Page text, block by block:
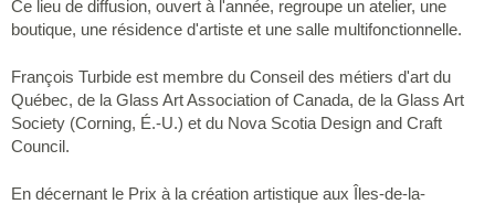
Ce lieu de diffusion, ouvert à l'année, regroupe un atelier, une
boutique, une résidence d'artiste et une salle multifonctionnelle.
François Turbide est membre du Conseil des métiers d'art du
Québec, de la Glass Art Association of Canada, de la Glass Art
Society (Corning, É.-U.) et du Nova Scotia Design and Craft
Council.
En décernant le Prix à la création artistique aux Îles-de-la-